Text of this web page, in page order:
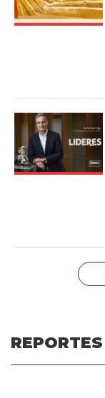
REPORTES